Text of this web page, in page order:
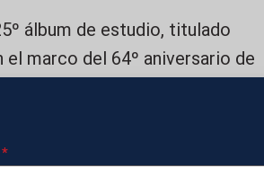
*
álbum de estudio, titulado
marco del 64º aniversario de
de Brooklyn. El disco,